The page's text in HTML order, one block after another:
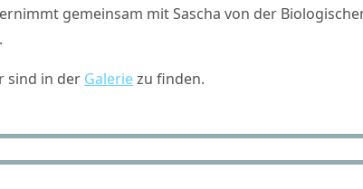
gemeinsam mit Sascha von der
sind in der Galeriezu finden.